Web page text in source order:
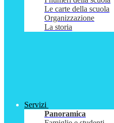
Le carte della scuola
Organizzazione
La storia
Servizi
Panoramica